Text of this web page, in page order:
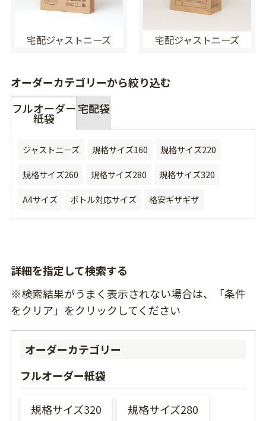
宅配ジャストニーズ 宅配ジャストニーズ
オーダーカテゴリーから絞り込む
フルオーダー
紙袋
宅配袋
ジャストニーズ 規格サイズ160
規格サイズ220
規格サイズ260
規格サイズ280
規格サイズ320
A4サイズ
ボトル対応サイズ 格安ギザギザ
詳細を指定して検索する
※検索結果がうまく表示されない場合は、「条件
をクリア」をクリックしてください
オーダーカテゴリー
フルオーダー紙袋
規格サイズ320 規格サイズ280